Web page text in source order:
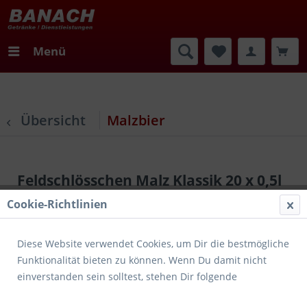
Menü
Übersicht Malzbier
Feldschlösschen Malz Klassik 20 x 0,5l
Cookie-Richtlinien
Diese Website verwendet Cookies, um Dir die bestmögliche
Funktionalität bieten zu können. Wenn Du damit nicht
einverstanden sein solltest, stehen Dir folgende